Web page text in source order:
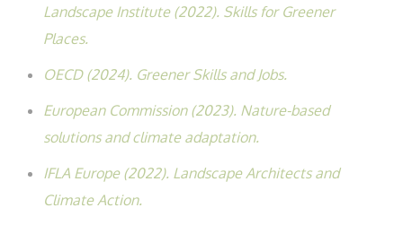
Landscape Institute (2022). Skills for Greener
Places.
OECD (2024). Greener Skills and Jobs.
European Commission (2023). Nature-based
solutions and climate adaptation.
IFLA Europe (2022). Landscape Architects and
Climate Action.